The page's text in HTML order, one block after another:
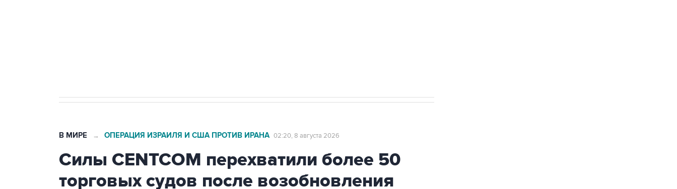
В МИРЕ → ОПЕРАЦИЯ ИЗРАИЛЯ И США ПРОТИВ ИРАНА 02:20, 8 августа 2026
Силы CENTCOM перехватили более 50
торговых судов после возобновления